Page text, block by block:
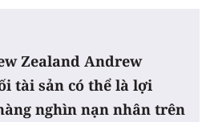
Zealand Andrew
tài sản có thể là lợi
nghìn nạn nhân trên